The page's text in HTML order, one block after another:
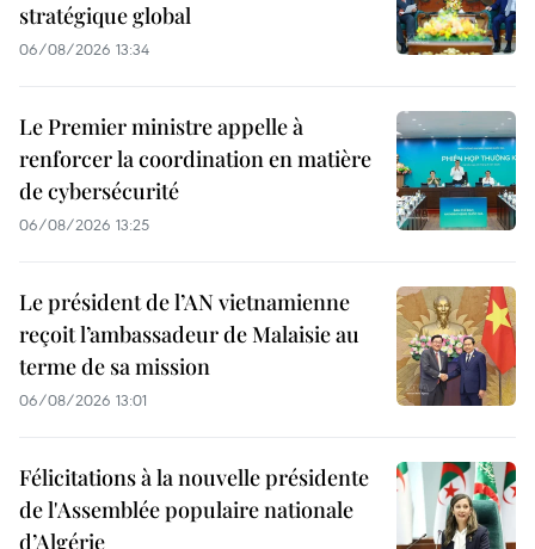
stratégique global
06/08/2026 13:34
Le Premier ministre appelle à
renforcer la coordination en matière
de cybersécurité
06/08/2026 13:25
Le président de l’AN vietnamienne
reçoit l’ambassadeur de Malaisie au
terme de sa mission
06/08/2026 13:01
Félicitations à la nouvelle présidente
de l'Assemblée populaire nationale
d’Algérie